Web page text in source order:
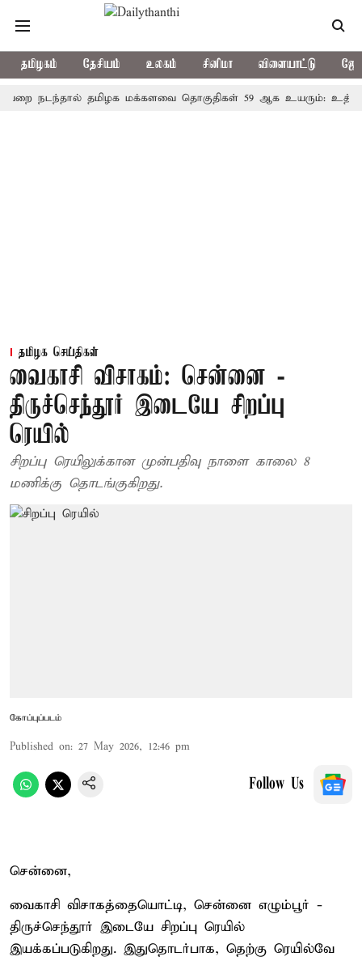
தமிழகம் தேசியம் உலகம் சினிமா விளையாட்டு
நடந்தால் தமிழக மக்களவை தொகுதிகள் 59 ஆக உயரும்: உத்தேச
தமிழக செய்திகள்
வைகாசி விசாகம்: சென்னை -
திருச்செந்தூர் இடையே சிறப்பு
ரெயில்
சிறப்பு ரெயிலுக்கான முன்பதிவு நாளை காலை 8
மணிக்கு தொடங்குகிறது.
கோப்புப்படம்
Published on: 27 May 2026, 12:46 pm
Follow Us
சென்னை,
வைகாசி விசாகத்தையொட்டி, சென்னை எழும்பூர் -
திருச்செந்தூர் இடையே சிறப்பு ரெயில்
இயக்கப்படுகிறது. இதுதொடர்பாக, தெற்கு ரெயில்வே